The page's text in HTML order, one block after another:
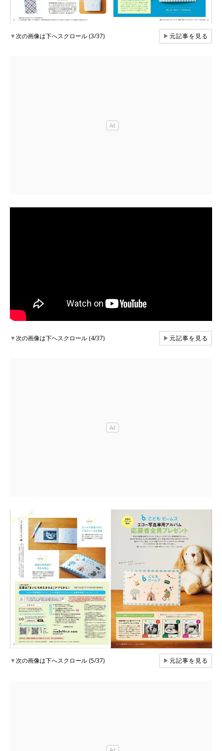
▼次の画像は下へスクロール (3/37) ▶元記事を見る
▼次の画像は下へスクロール (4/37) ▶元記事を見る
▼次の画像は下へスクロール (5/37) ▶元記事を見る